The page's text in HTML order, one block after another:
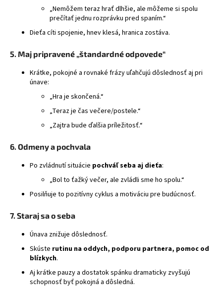
„Nemôžem teraz hrať dlhšie, ale môžeme si spolu
prečítať jednu rozprávku pred spaním.“
Dieťa cíti spojenie, hnev klesá, hranica zostáva.
5. Maj pripravené „štandardné odpovede“
Krátke, pokojné a rovnaké frázy uľahčujú dôslednosť aj pri
únave:
„Hra je skončená.“
„Teraz je čas večere/postele.“
„Zajtra bude ďalšia príležitosť.“
6. Odmeny a pochvala
Po zvládnutí situácie pochváľ seba aj dieťa:
„Bol to ťažký večer, ale zvládli sme ho spolu.“
Posilňuje to pozitívny cyklus a motiváciu pre budúcnosť.
7. Staraj sa o seba
Únava znižuje dôslednosť.
Skúste rutinu na oddych, podporu partnera, pomoc od
blízkych.
Aj krátke pauzy a dostatok spánku dramaticky zvyšujú
schopnosť byť pokojná a dôsledná.